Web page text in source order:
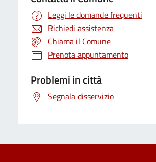
Leggi le domande frequenti
Richiedi assistenza
Chiama il Comune
Prenota appuntamento
Problemi in città
Segnala disservizio